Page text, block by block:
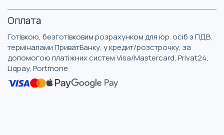
Оплата
Готівкою, безготівковим розрахунком для юр. осіб з ПДВ,
терміналами ПриватБанку, у кредит/розстрочку, за
допомогою платіжних систем Visa/Mastercard, Privat24,
Liqpay, Portmone